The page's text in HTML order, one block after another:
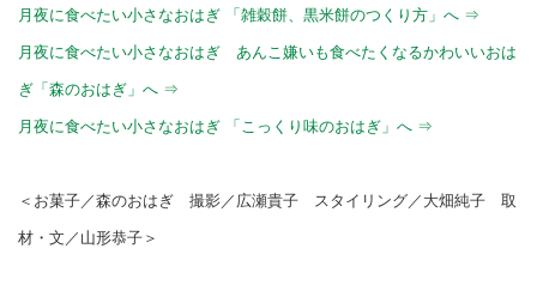
月夜に食べたい小さなおはぎ 「雑穀餅、黒米餅のつくり方」へ ⇒
月夜に食べたい小さなおはぎ あんこ嫌いも食べたくなるかわいいおは
ぎ「森のおはぎ」へ ⇒
月夜に食べたい小さなおはぎ 「こっくり味のおはぎ」へ ⇒
＜お菓子／森のおはぎ 撮影／広瀬貴子 スタイリング／大畑純子 取
材・文／山形恭子＞